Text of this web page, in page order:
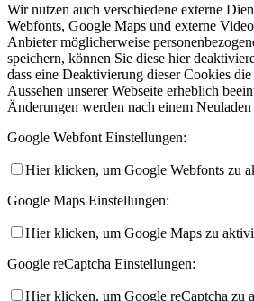
Wir nutzen auch verschiedene externe
Webfonts, Google Maps und externe
Anbieter möglicherweise
speichern, können Sie diese hier
dass eine Deaktivierung dieser Cookies
Aussehen unserer Webseite erheblich
Änderungen werden nach einem
Google Webfont Einstellungen:
Hier klicken, um Google Webfonts zu
Google Maps Einstellungen:
Hier klicken, um Google Maps zu
Google reCaptcha Einstellungen:
Hier klicken, um Google reCaptcha zu